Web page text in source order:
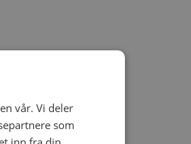
vår. Vi deler
som